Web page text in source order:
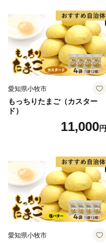
愛知県小牧市
もっちりたまご（カスター
ド）
11,000円
愛知県小牧市